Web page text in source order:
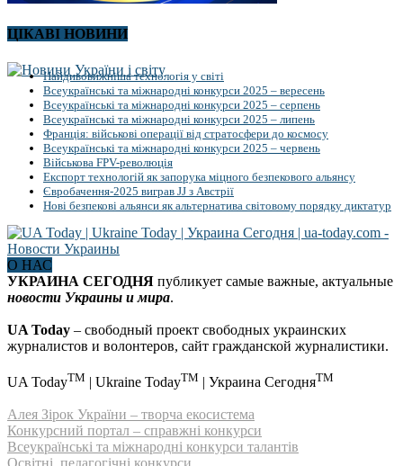
ЦІКАВІ НОВИНИ
Найдивовижніша технологія у світі
Всеукраїнські та міжнародні конкурси 2025 – вересень
Всеукраїнські та міжнародні конкурси 2025 – серпень
Всеукраїнські та міжнародні конкурси 2025 – липень
Франція: військові операції від стратосфери до космосу
Всеукраїнські та міжнародні конкурси 2025 – червень
Військова FPV-революція
Експорт технологій як запорука міцного безпекового альянсу
Євробачення-2025 виграв JJ з Австрії
Нові безпекові альянси як альтернатива світовому порядку диктатур
О НАС
УКРАИНА СЕГОДНЯ публикует самые важные, актуальные
новости Украины и мира.
UA Today – свободный проект свободных украинских
журналистов и волонтеров, сайт гражданской журналистики.
UA TodayTM | Ukraine TodayTM | Украина СегодняTM
Алея Зірок України – творча екосистема
Конкурсний портал – справжні конкурси
Всеукраїнські та міжнародні конкурси талантів
Освітні, педагогічні конкурси